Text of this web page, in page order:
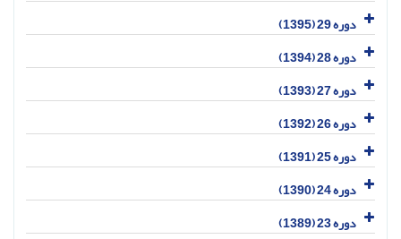
دوره 29 (1395)
دوره 28 (1394)
دوره 27 (1393)
دوره 26 (1392)
دوره 25 (1391)
دوره 24 (1390)
دوره 23 (1389)